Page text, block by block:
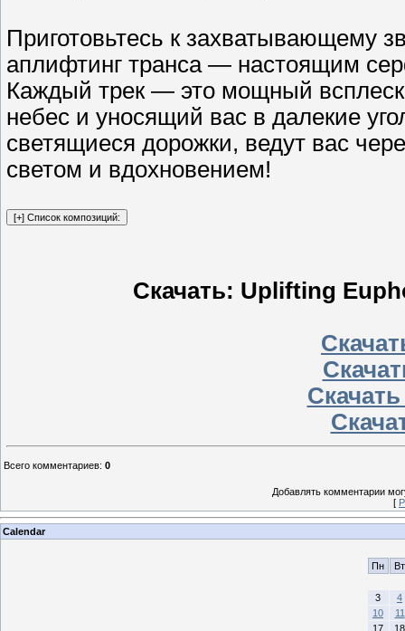
Приготовьтесь к захватывающему
аплифтинг транса — настоящим
Каждый трек — это мощный
небес и уносящий вас в далекие
светящиеся дорожки, ведут вас
светом и вдохновением!
Скачать: Uplifting
Всего комментариев: 0
Добавлять комментарии
[
Calendar
Пн Вт
3
4
10
11
17
18